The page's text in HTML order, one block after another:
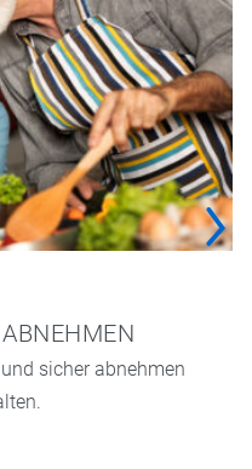
sicher abnehmen